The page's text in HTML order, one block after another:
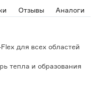
Отзывы Аналоги
для всех областей
тепла и образования